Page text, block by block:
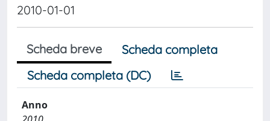
2010-01-01
Scheda breve
Scheda completa
Scheda completa (DC)
Anno